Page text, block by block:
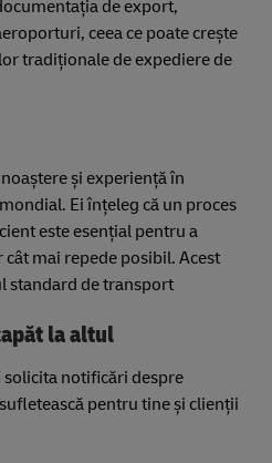
de export,
ceea ce poate crește
tradiționale de expediere de
și experiență în
Ei înțeleg că un proces
este esențial pentru a
mai repede posibil. Acest
standard de transport
la altul
notificări despre
pentru tine și clienții